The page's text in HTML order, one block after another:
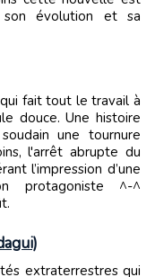
son évolution et sa
douce. Une histoire
une tournure
l'arrêt abrupte du
l’impression d’une
protagoniste ^-^